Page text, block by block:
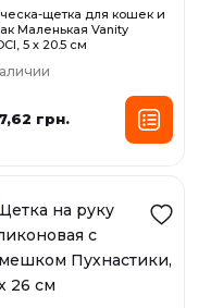
щетка для кошек и
Маленькая Vanity
5 х 20.5 см
грн.